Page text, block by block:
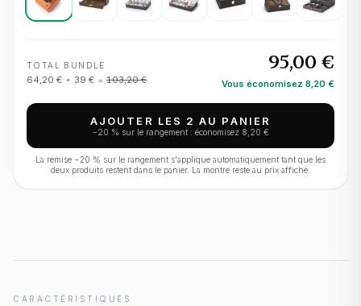
TOTAL BUNDLE
64,20 € + 39 € = 103,20 €
95,00 €
Vous économisez 8,20 €
AJOUTER LES 2 AU PANIER
−20 % sur le rangement : économisez 8,20 €
La remise −20 % sur le rangement s'applique automatiquement tant que les
deux produits restent dans le panier. La montre reste au prix affiché.
CARACTÉRISTIQUES